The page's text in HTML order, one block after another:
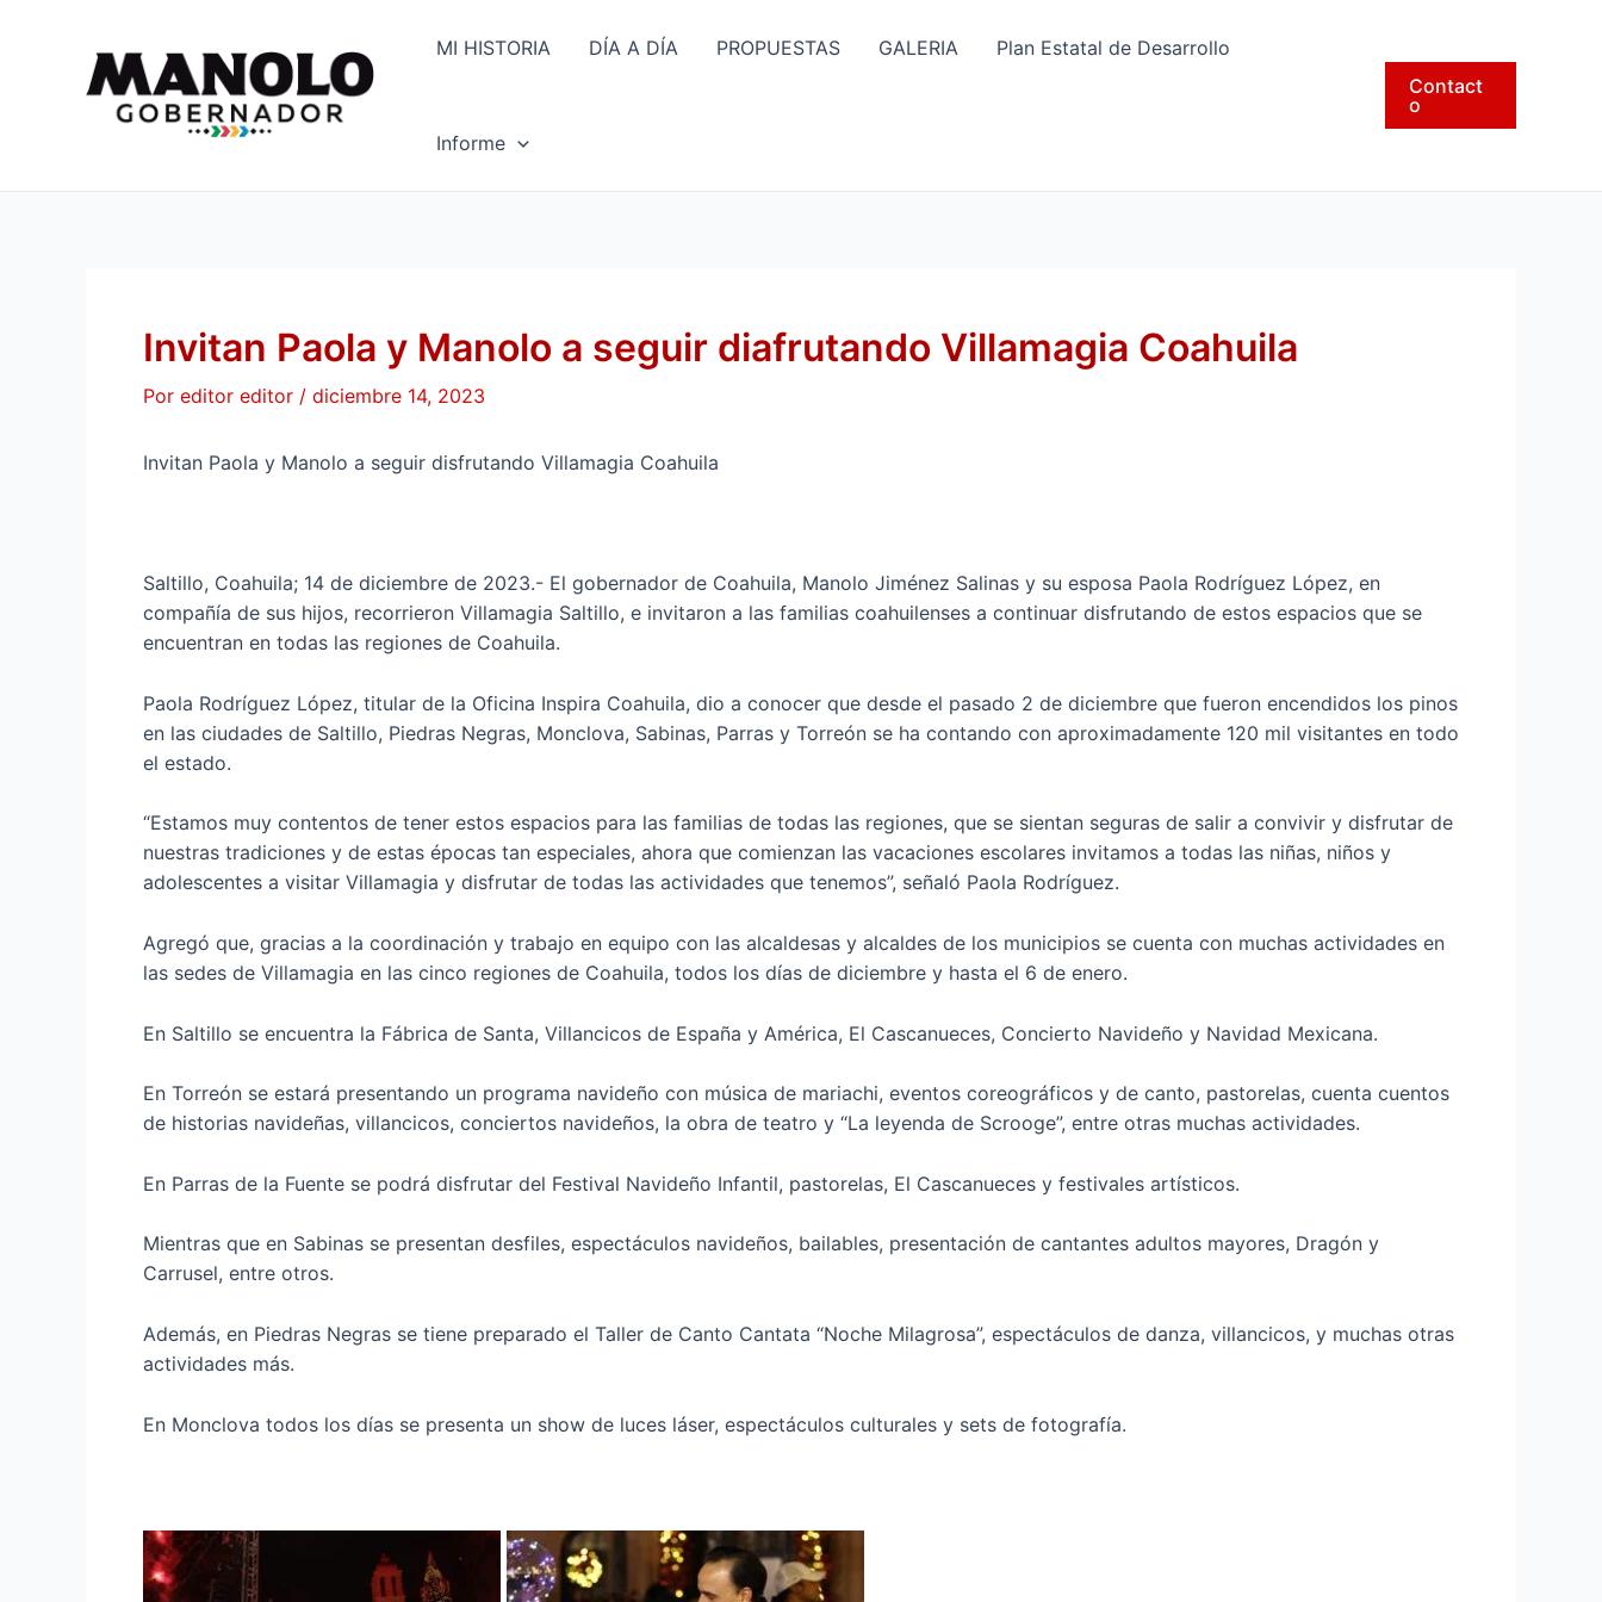
MI HISTORIA DÍA A DÍA PROPUESTAS GALERIA Plan Estatal de Desarrollo
Informe
Contact
o
Invitan Paola y Manolo a seguir diafrutando Villamagia Coahuila
Por editor editor / diciembre 14, 2023
Invitan Paola y Manolo a seguir disfrutando Villamagia Coahuila
Saltillo, Coahuila; 14 de diciembre de 2023.- El gobernador de Coahuila, Manolo Jiménez Salinas y su esposa Paola Rodríguez López, en
compañía de sus hijos, recorrieron Villamagia Saltillo, e invitaron a las familias coahuilenses a continuar disfrutando de estos espacios que se
encuentran en todas las regiones de Coahuila.
Paola Rodríguez López, titular de la Oficina Inspira Coahuila, dio a conocer que desde el pasado 2 de diciembre que fueron encendidos los pinos
en las ciudades de Saltillo, Piedras Negras, Monclova, Sabinas, Parras y Torreón se ha contando con aproximadamente 120 mil visitantes en todo
el estado.
“Estamos muy contentos de tener estos espacios para las familias de todas las regiones, que se sientan seguras de salir a convivir y disfrutar de
nuestras tradiciones y de estas épocas tan especiales, ahora que comienzan las vacaciones escolares invitamos a todas las niñas, niños y
adolescentes a visitar Villamagia y disfrutar de todas las actividades que tenemos”, señaló Paola Rodríguez.
Agregó que, gracias a la coordinación y trabajo en equipo con las alcaldesas y alcaldes de los municipios se cuenta con muchas actividades en
las sedes de Villamagia en las cinco regiones de Coahuila, todos los días de diciembre y hasta el 6 de enero.
En Saltillo se encuentra la Fábrica de Santa, Villancicos de España y América, El Cascanueces, Concierto Navideño y Navidad Mexicana.
En Torreón se estará presentando un programa navideño con música de mariachi, eventos coreográficos y de canto, pastorelas, cuenta cuentos
de historias navideñas, villancicos, conciertos navideños, la obra de teatro y “La leyenda de Scrooge”, entre otras muchas actividades.
En Parras de la Fuente se podrá disfrutar del Festival Navideño Infantil, pastorelas, El Cascanueces y festivales artísticos.
Mientras que en Sabinas se presentan desfiles, espectáculos navideños, bailables, presentación de cantantes adultos mayores, Dragón y
Carrusel, entre otros.
Además, en Piedras Negras se tiene preparado el Taller de Canto Cantata “Noche Milagrosa”, espectáculos de danza, villancicos, y muchas otras
actividades más.
En Monclova todos los días se presenta un show de luces láser, espectáculos culturales y sets de fotografía.
entradas